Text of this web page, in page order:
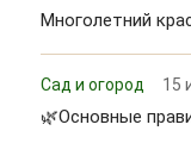
Многолетний
Сад и огород 15
🌿Основные